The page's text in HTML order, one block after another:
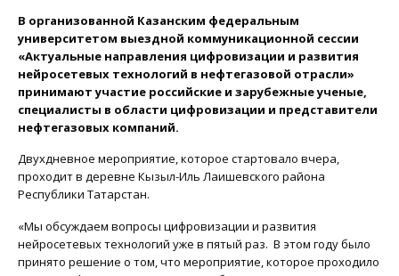
В организованной Казанским федеральным
университетом выездной коммуникационной сессии
«Актуальные направления цифровизации и развития
нейросетевых технологий в нефтегазовой отрасли»
принимают участие российские и зарубежные ученые,
специалисты в области цифровизации и представители
нефтегазовых компаний.
Двухдневное мероприятие, которое стартовало вчера,
проходит в деревне Кызыл-Иль Лаишевского района
Республики Татарстан.
«Мы обсуждаем вопросы цифровизации и развития
нейросетевых технологий уже в пятый раз. В этом году было
принято решение о том, что мероприятие, которое проходило